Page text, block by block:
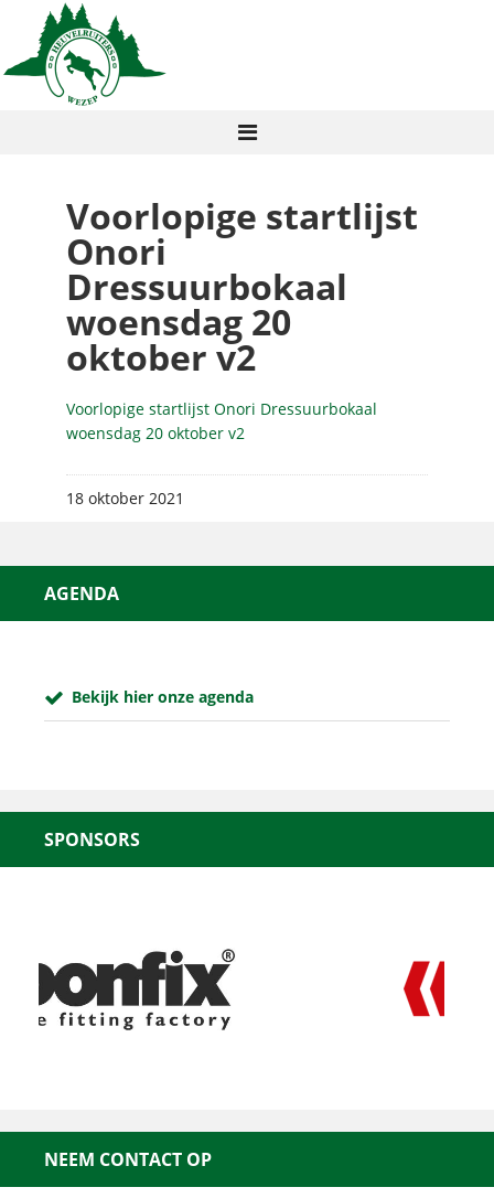
Voorlopige startlijst
Onori
Dressuurbokaal
woensdag 20
oktober v2
Voorlopige startlijst Onori Dressuurbokaal
woensdag 20 oktober v2
18 oktober 2021
AGENDA
Bekijk hier onze agenda
SPONSORS
NEEM CONTACT OP